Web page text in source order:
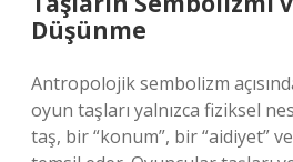
Düşünme
Antropolojik sembolizm
oyun taşları yalnızca fiziksel
taş, bir “konum”, bir “aidiyet”